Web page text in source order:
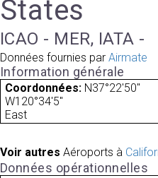
States
ICAO - MER, IATA -
Données fournies par Airmate
Information générale
Coordonnées: N37°22'50"
W120°34'5"
East
Voir autres Aéroports à
Données opérationnelles